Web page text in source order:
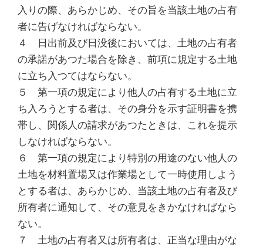
入りの際、あらかじめ、その旨を当該土地の占有
者に告げなければならない。
４ 日出前及び日没後においては、土地の占有者
の承諾があつた場合を除き、前項に規定する土地
に立ち入つてはならない。
５ 第一項の規定により他人の占有する土地に立
ち入ろうとする者は、その身分を示す証明書を携
帯し、関係人の請求があつたときは、これを提示
しなければならない。
６ 第一項の規定により特別の用途のない他人の
土地を材料置場又は作業場として一時使用しよう
とする者は、あらかじめ、当該土地の占有者及び
所有者に通知して、その意見をきかなければなら
ない。
７ 土地の占有者又は所有者は、正当な理由がな